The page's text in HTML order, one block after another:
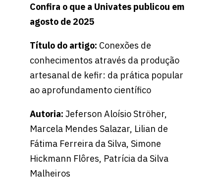
Confira o que a Univates publicou em
agosto de 2025
Título do artigo: Conexões de
conhecimentos através da produção
artesanal de kefir: da prática popular
ao aprofundamento científico
Autoria: Jeferson Aloísio Ströher,
Marcela Mendes Salazar, Lilian de
Fátima Ferreira da Silva, Simone
Hickmann Flôres, Patrícia da Silva
Malheiros